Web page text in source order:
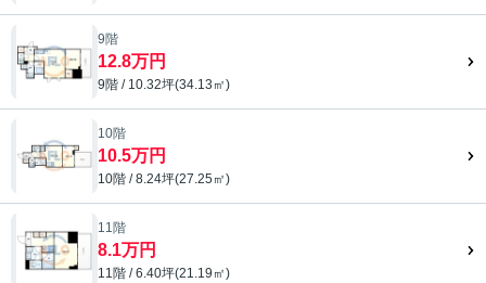
9階
12.8万円
9階 / 10.32坪(34.13㎡)
10階
10.5万円
10階 / 8.24坪(27.25㎡)
11階
8.1万円
11階 / 6.40坪(21.19㎡)